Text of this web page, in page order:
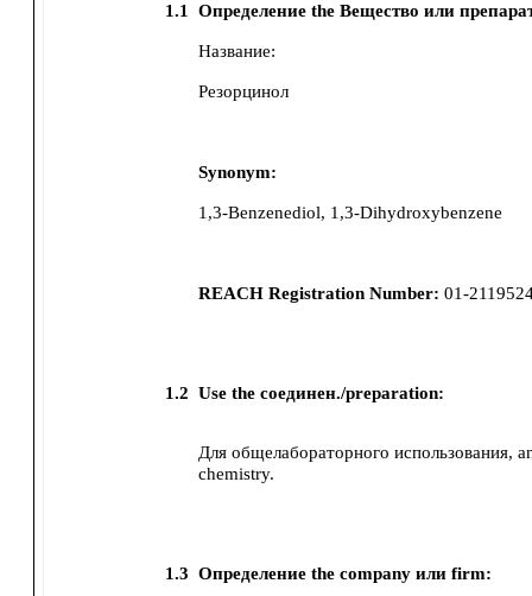
1.1 Определение the Вещество или
Название:
Резорцинол
Synonym:
1,3-Benzenediol, 1,3-Dihydroxybenzene
REACH Registration Number: 01-
1.2 Use the соединен./preparation:
Для общелабораторного использования,
chemistry.
1.3 Определение the company или firm: